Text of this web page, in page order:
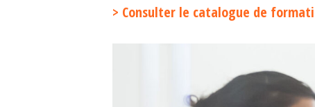
> Consulter le catalogue de